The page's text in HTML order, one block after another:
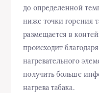
до определенной
ниже точки горения
размещается в
происходит
нагревательного
получить больше
нагрева табака.